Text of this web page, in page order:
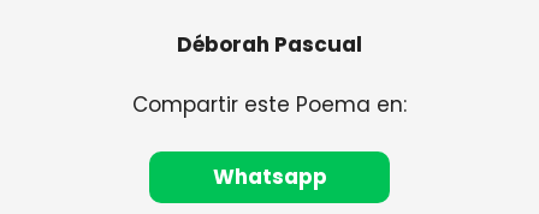
Déborah Pascual
Compartir este Poema en:
Whatsapp